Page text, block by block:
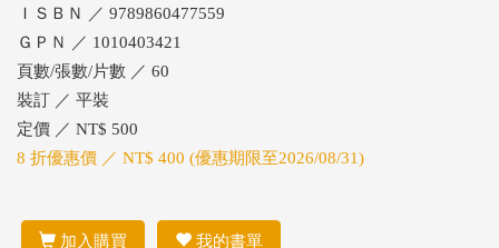
ＩＳＢＮ ／ 9789860477559
ＧＰＮ ／ 1010403421
頁數/張數/片數 ／ 60
裝訂 ／ 平裝
定價 ／ NT$ 500
8 折優惠價 ／ NT$ 400 (優惠期限至2026/08/31)
加入購買 我的書單